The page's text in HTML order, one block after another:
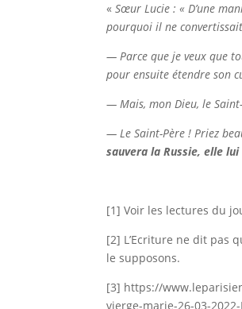
«Sœur Lucie : « D’une
pourquoi il ne
— Parce que je veux que
pour ensuite étendre son
— Mais, mon Dieu, le
— Le Saint-Père ! Priez
sauvera la Russie, elle
[1] Voir les lectures du
[2] L’Ecriture ne dit pas
le supposons.
[3] https://
vierge-marie-26-03-2022-